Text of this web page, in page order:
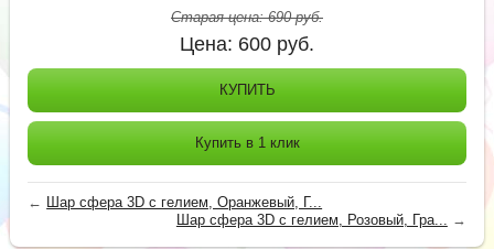
Старая цена:690руб.
Цена: 600 руб.
КУПИТЬ
Купить в 1 клик
← Шар сфера 3D с гелием, Оранжевый, Г...
Шар сфера 3D с гелием, Розовый, Гра...
→